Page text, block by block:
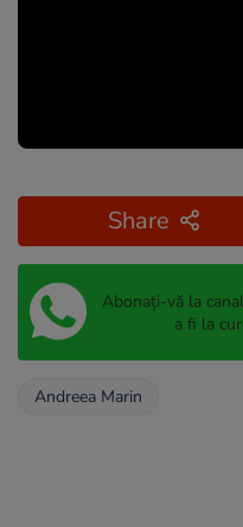
Share
Abonați-vă la
a fi la
Andreea Marin